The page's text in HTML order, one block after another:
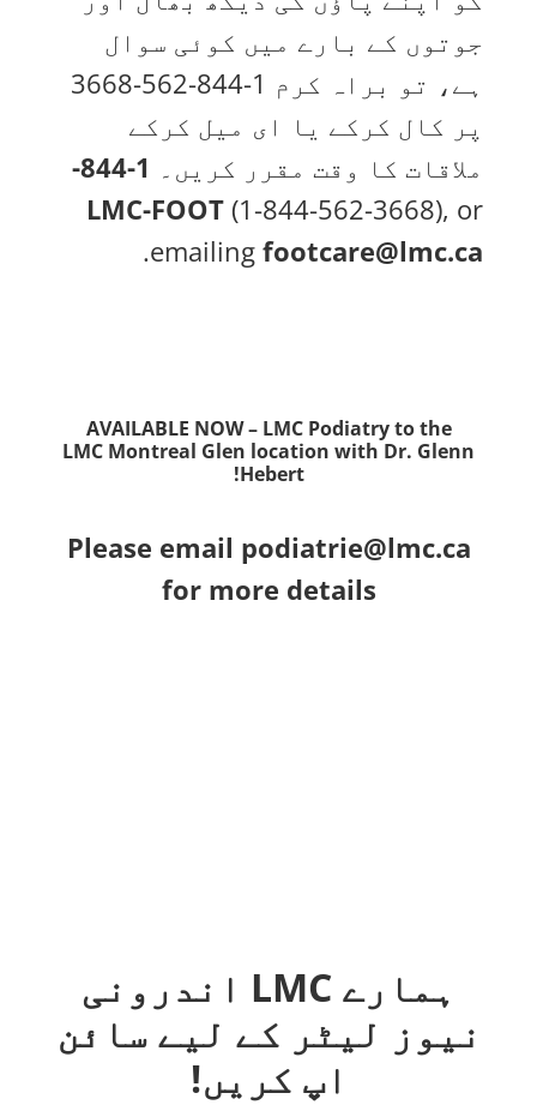
جوتوں کے بارے میں کوئی سوال
ہے، تو براہ کرم 1-844-562-3668
پر کال کرکے یا ای میل کرکے
ملاقات کا وقت مقرر کریں۔
1-844-
LMC-FOOT (1-844-562-3668), or
emailingfootcare@lmc.ca
.
AVAILABLE NOW– LMC Podiatry to the
LMC Montreal Glen location with Dr. Glenn
Hebert!
Please email podiatrie@lmc.ca
for more details
ہمارے LMC اندرونی
نیوز لیٹر کے لیے سائن
اپ کریں!